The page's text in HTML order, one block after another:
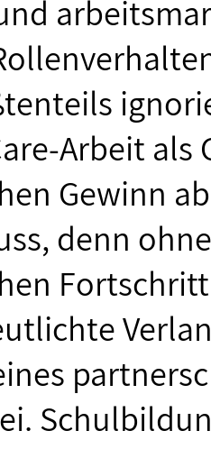
Arbeit als
Gewinn
denn